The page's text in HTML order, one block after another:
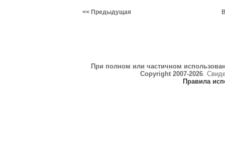
<< Предыдущая
При полном или частичном
Copyright 2007-2026.
Правила